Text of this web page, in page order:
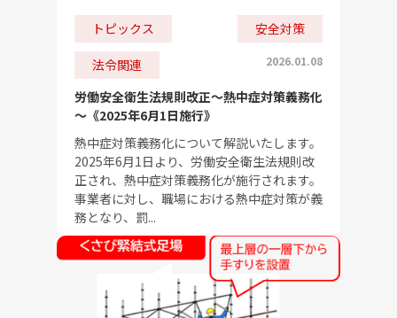
トピックス 安全対策
法令関連 2026.01.08
労働安全衛生法規則改正～熱中症対策義務化
～《2025年6月1日施行》
熱中症対策義務化について解説いたします。
2025年6月1日より、労働安全衛生法規則改
正され、熱中症対策義務化が施行されます。
事業者に対し、職場における熱中症対策が義
務となり、罰...